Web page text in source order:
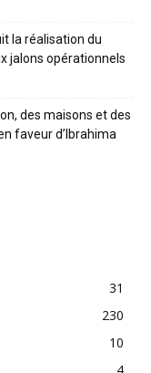
la réalisation du
jalons opérationnels
des maisons et des
faveur d’Ibrahima
31
230
10
4